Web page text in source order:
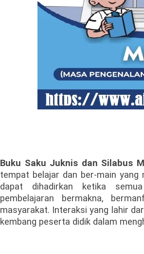
Buku Saku Juknis dan Silabus
tempat belajar dan ber-main yang
dapat dihadirkan ketika
pembelajaran bermakna,
masyarakat. Interaksi yang lahir
kembang peserta didik dalam